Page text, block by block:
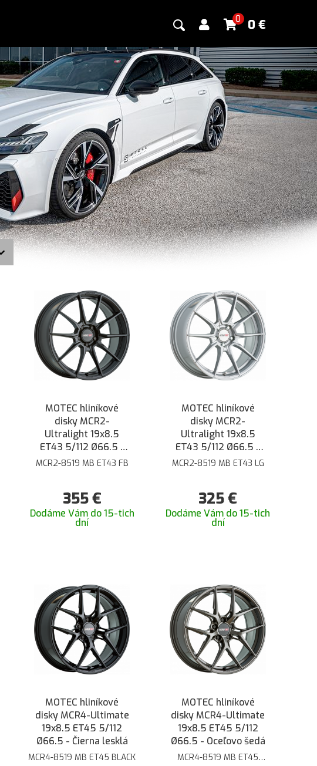
0 0 €
MOTEC hliníkové
disky MCR2-
Ultralight 19x8.5
ET43 5/112 Ø66.5 -
Čierna matná
MCR2-8519 MB ET43 FB
355€
Dodáme Vám do 15-tich
dní
MOTEC hliníkové
disky MCR2-
Ultralight 19x8.5
ET43 5/112 Ø66.5 -
Strieborná
MCR2-8519 MB ET43 LG
325€
Dodáme Vám do 15-tich
dní
MOTEC hliníkové
disky MCR4-Ultimate
19x8.5 ET45 5/112
Ø66.5 - Čierna lesklá
MCR4-8519 MB ET45 BLACK
MOTEC hliníkové
disky MCR4-Ultimate
19x8.5 ET45 5/112
Ø66.5 - Oceľovo šedá
MCR4-8519 MB ET45